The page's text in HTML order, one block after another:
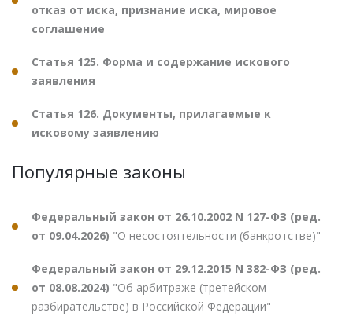
отказ от иска, признание иска, мировое
соглашение
Статья 125. Форма и содержание искового
заявления
Статья 126. Документы, прилагаемые к
исковому заявлению
Популярные законы
Федеральный закон от 26.10.2002 N 127-ФЗ (ред.
от 09.04.2026) "О несостоятельности (банкротстве)"
Федеральный закон от 29.12.2015 N 382-ФЗ (ред.
от 08.08.2024) "Об арбитраже (третейском
разбирательстве) в Российской Федерации"